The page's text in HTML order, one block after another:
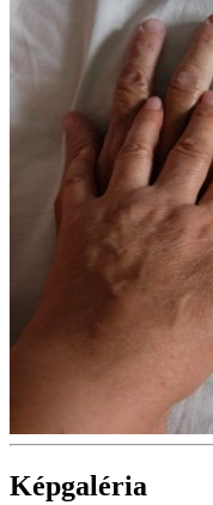
Képgaléria